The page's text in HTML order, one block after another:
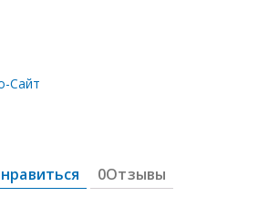
Сайт
0Отзывы